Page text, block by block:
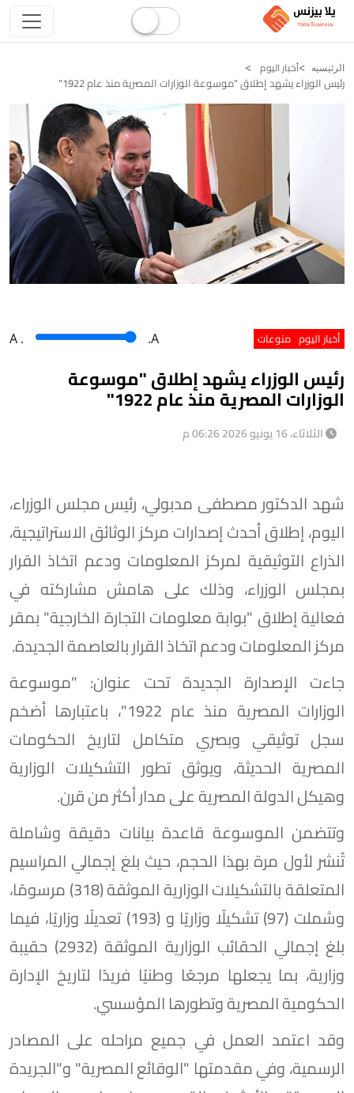
الرئيسيه أخبار اليوم
رئيس الوزراء يشهد إطلاق "موسوعة الوزارات المصرية منذ عام 1922"
أخبار اليوم منوعات A . .A
رئيس الوزراء يشهد إطلاق "موسوعة
الوزارات المصرية منذ عام 1922"
الثلاثاء، 16 يونيو 2026 06:26 م
شهد الدكتور مصطفى مدبولي، رئيس مجلس الوزراء،
اليوم، إطلاق أحدث إصدارات مركز الوثائق الاستراتيجية،
الذراع التوثيقية لمركز المعلومات ودعم اتخاذ القرار
بمجلس الوزراء، وذلك على هامش مشاركته في
فعالية إطلاق "بوابة معلومات التجارة الخارجية" بمقر
مركز المعلومات ودعم اتخاذ القرار بالعاصمة الجديدة.
جاءت الإصدارة الجديدة تحت عنوان: "موسوعة
الوزارات المصرية منذ عام 1922"، باعتبارها أضخم
سجل توثيقي وبصري متكامل لتاريخ الحكومات
المصرية الحديثة، ويوثق تطور التشكيلات الوزارية
وهيكل الدولة المصرية على مدار أكثر من قرن.
وتتضمن الموسوعة قاعدة بيانات دقيقة وشاملة
تُنشر لأول مرة بهذا الحجم، حيث بلغ إجمالي المراسيم
المتعلقة بالتشكيلات الوزارية الموثقة (318) مرسومًا،
وشملت (97) تشكيلًا وزاريًا و (193) تعديلًا وزاريًا، فيما
بلغ إجمالي الحقائب الوزارية الموثقة (2932) حقيبة
وزارية، بما يجعلها مرجعًا وطنيًا فريدًا لتاريخ الإدارة
الحكومية المصرية وتطورها المؤسسي.
وقد اعتمد العمل في جميع مراحله على المصادر
الرسمية، وفي مقدمتها "الوقائع المصرية" و"الجريدة